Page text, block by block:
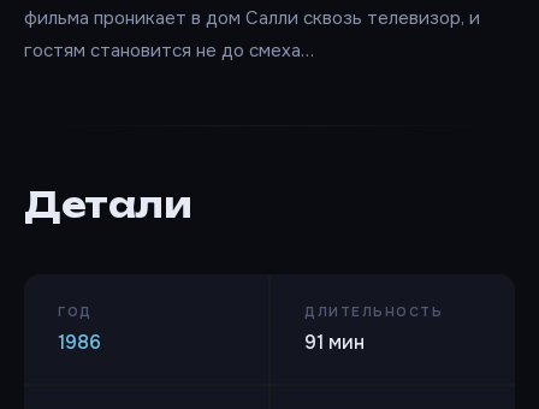
фильма проникает в дом Салли сквозь телевизор, и
гостям становится не до смеха…
Детали
ГОД
1986
ДЛИТЕЛЬНОСТЬ
91 мин